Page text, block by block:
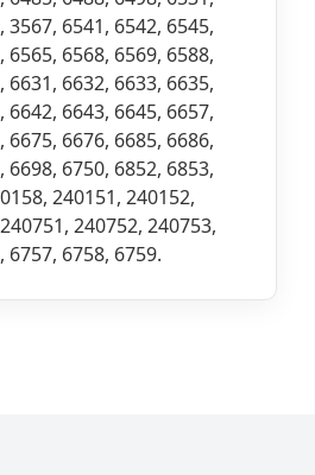
3567, 6541, 6542, 6545,
6565, 6568, 6569, 6588,
6631, 6632, 6633, 6635,
6642, 6643, 6645, 6657,
6675, 6676, 6685, 6686,
6698, 6750, 6852, 6853,
240151, 240152,
240752, 240753,
6757, 6758, 6759.